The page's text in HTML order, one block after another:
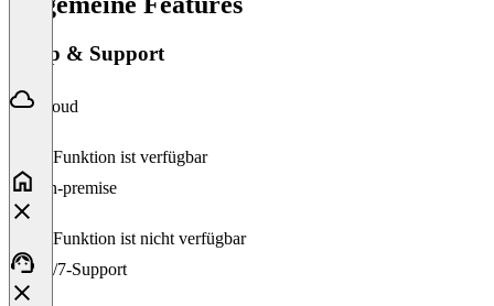
Setup & Support
Cloud
Diese Funktion ist verfügbar
On-premise
Diese Funktion ist nicht verfügbar
24/7-Support